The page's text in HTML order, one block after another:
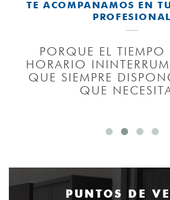
TE ACOMPAÑAMOS EN
PROFESIONAL
PORQUE EL
HORARIO
QUE SIEMPRE
QUE
PUNTOS DE